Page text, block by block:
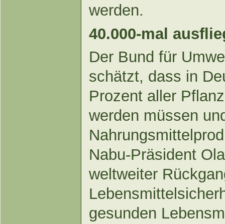
werden.
40.000-mal
Der Bund für
schätzt, dass in
Prozent aller
werden müssen
Nabu-Präsident
weltweiter
gesunden